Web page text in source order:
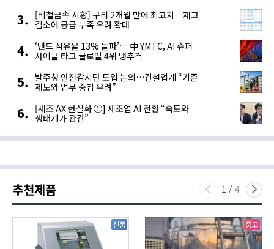
[비철금속 시황] 구리 2개월 만에 최고치…재고
감소에 공급 부족 우려 확대
‘낸드 점유율 13% 돌파’… 中 YMTC, AI 슈퍼
사이클 타고 글로벌 4위 맹추격
발주청 안전감시단 도입 논의…건설업계 “기존
제도와 업무 중첩 우려”
[제조 AX 현실화 ①] 제조업 AI 전환 “속도와
생태계가 관건”
추천제품 1 / 4
신품 중고